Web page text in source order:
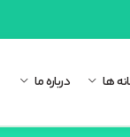
ها درباره ما